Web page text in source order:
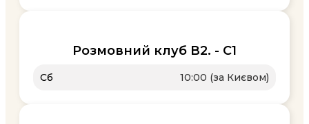
Розмовний клуб В2. - С1
Сб 10:00 (за Києвом)